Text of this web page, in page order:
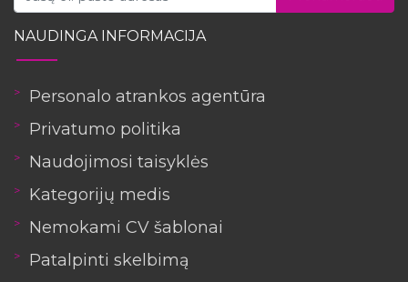
NAUDINGA INFORMACIJA
Personalo atrankos agentūra
Privatumo politika
Naudojimosi taisyklės
Kategorijų medis
Nemokami CV šablonai
Patalpinti skelbimą